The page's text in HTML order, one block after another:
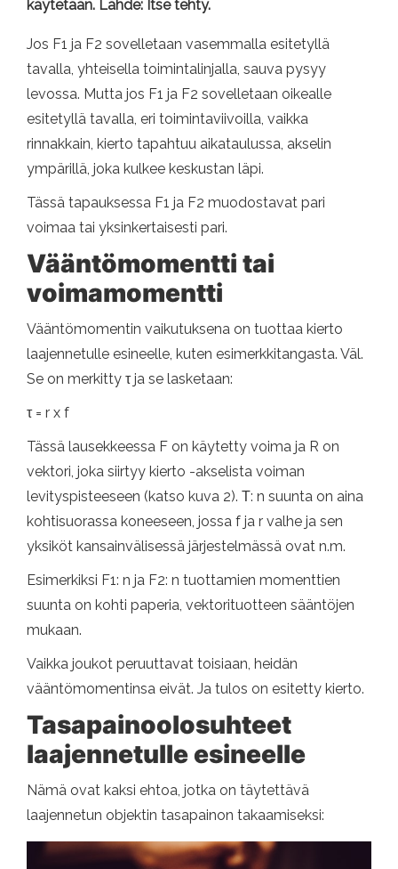
käytetään. Lähde: Itse tehty.
Jos F1 ja F2 sovelletaan vasemmalla esitetyllä
tavalla, yhteisella toimintalinjalla, sauva pysyy
levossa. Mutta jos F1 ja F2 sovelletaan oikealle
esitetyllä tavalla, eri toimintaviivoilla, vaikka
rinnakkain, kierto tapahtuu aikataulussa, akselin
ympärillä, joka kulkee keskustan läpi.
Tässä tapauksessa F1 ja F2 muodostavat pari
voimaa tai yksinkertaisesti pari.
Vääntömomentti tai
voimamomentti
Vääntömomentin vaikutuksena on tuottaa kierto
laajennetulle esineelle, kuten esimerkkitangasta. Väl.
Se on merkitty τ ja se lasketaan:
τ = r x f
Tässä lausekkeessa F on käytetty voima ja R on
vektori, joka siirtyy kierto -akselista voiman
levityspisteeseen (katso kuva 2). Τ: n suunta on aina
kohtisuorassa koneeseen, jossa f ja r valhe ja sen
yksiköt kansainvälisessä järjestelmässä ovat n.m.
Esimerkiksi F1: n ja F2: n tuottamien momenttien
suunta on kohti paperia, vektorituotteen sääntöjen
mukaan.
Vaikka joukot peruuttavat toisiaan, heidän
vääntömomentinsa eivät. Ja tulos on esitetty kierto.
Tasapainoolosuhteet
laajennetulle esineelle
Nämä ovat kaksi ehtoa, jotka on täytettävä
laajennetun objektin tasapainon takaamiseksi: